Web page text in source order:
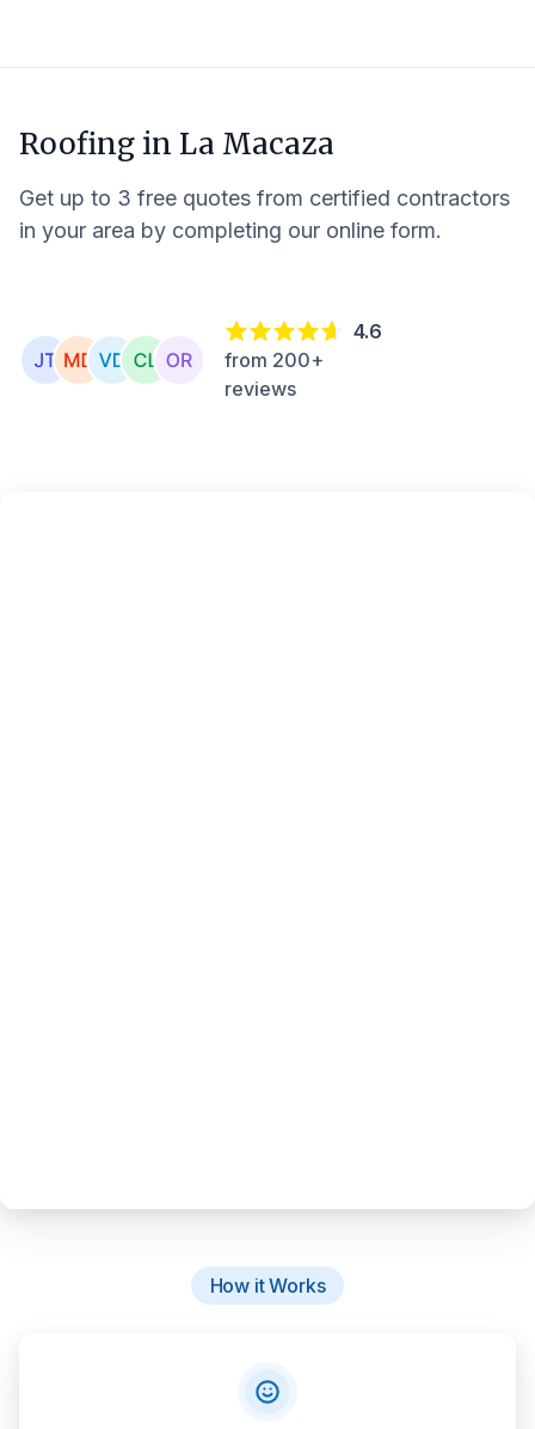
Roofing in La Macaza
Get up to 3 free quotes from certified contractors
in your area by completing our online form.
4.6
from 200+
reviews
How it Works